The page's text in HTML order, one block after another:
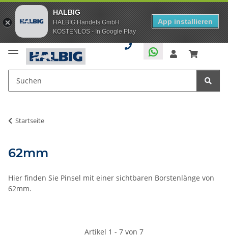
HALBIG
HALBIG Handels GmbH
KOSTENLOS - In Google Play
App installieren
Startseite
62mm
Hier finden Sie Pinsel mit einer sichtbaren Borstenlänge von
62mm.
Artikel 1 - 7 von 7